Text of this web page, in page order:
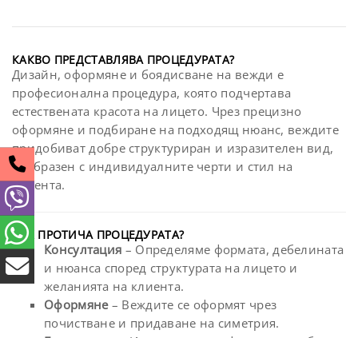
КАКВО ПРЕДСТАВЛЯВА ПРОЦЕДУРАТА?
Дизайн, оформяне и боядисване на вежди е
професионална процедура, която подчертава
естествената красота на лицето. Чрез прецизно
оформяне и подбиране на подходящ нюанс, веждите
придобиват добре структуриран и изразителен вид,
съобразен с индивидуалните черти и стил на
клиента.
КАК ПРОТИЧА ПРОЦЕДУРАТА?
Консултация – Определяме формата, дебелината
и нюанса според структурата на лицето и
желанията на клиента.
Оформяне– Веждите се оформят чрез
почистване и придаване на симетрия.